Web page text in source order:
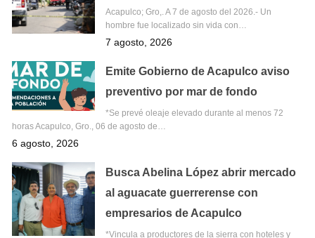
Acapulco; Gro,. A 7 de agosto del 2026.- Un
hombre fue localizado sin vida con…
7 agosto, 2026
Emite Gobierno de Acapulco aviso
preventivo por mar de fondo
*Se prevé oleaje elevado durante al menos 72
horas Acapulco, Gro., 06 de agosto de…
6 agosto, 2026
Busca Abelina López abrir mercado
al aguacate guerrerense con
empresarios de Acapulco
*Vincula a productores de la sierra con hoteles y